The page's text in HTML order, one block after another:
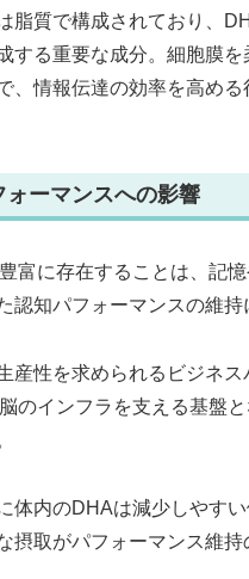
脂質で構成されており、
する重要な成分。細胞膜
、情報伝達の効率を高める
ォーマンスへの影響
富に存在することは、記
認知パフォーマンスの維持
産性を求められるビジネス
のインフラを支える基盤と
体内のDHAは減少しやす
摂取がパフォーマンス維持